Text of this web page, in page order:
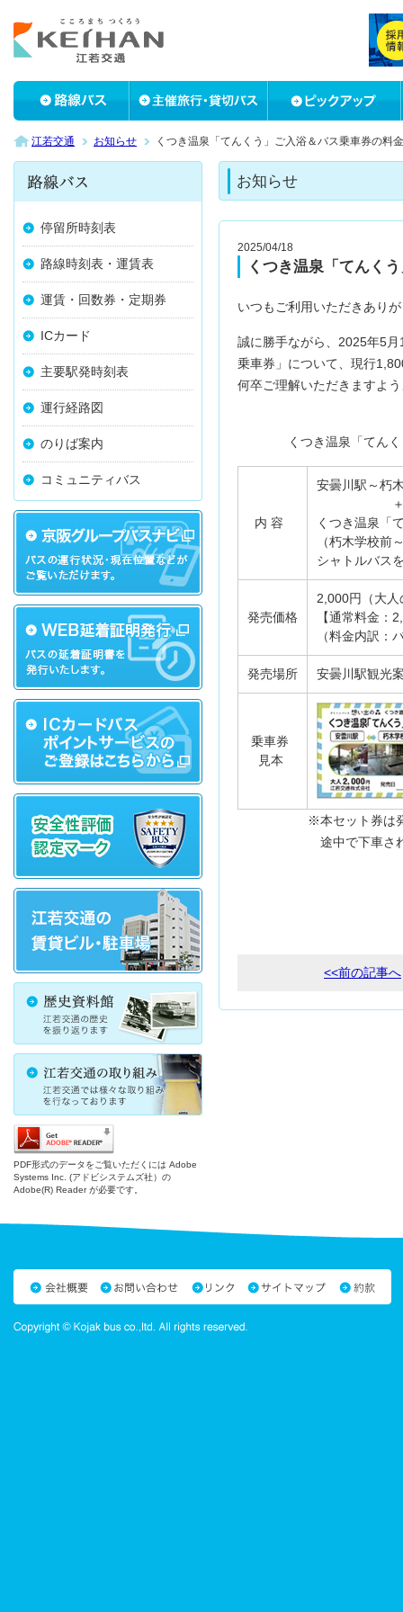
江若交通 お知らせ くつき温泉「てんくう」ご入浴＆バス乗車券の料
停留所時刻表
路線時刻表・運賃表
運賃・回数券・定期券
ICカード
主要駅発時刻表
運行経路図
のりば案内
コミュニティバス
PDF形式のデータをご覧いただくには Adobe
Systems Inc. (アドビシステムズ社）の
Adobe(R) Reader が必要です。
お知らせ
2025/04/18
くつき温泉「てんく
いつもご利用いただきあり
誠に勝手ながら、2025年5
乗車券」について、現行
何卒ご理解いただきますよ
くつき温泉「てんくう
内 容
安曇川駅～朽
くつき温泉「
（朽木学校前
シャトルバス
発売価格
2,000円（大人
【通常料金：
（料金内訳：
発売場所 安曇川駅観光
乗車券
見本
※本セット券は発売
途中で下車されると
<<前の記事へ